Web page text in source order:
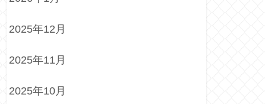
2025年12月
2025年11月
2025年10月